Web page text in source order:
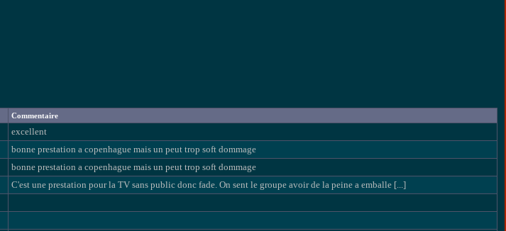
Commentaire
excellent
bonne prestation a copenhague mais un peut trop soft dommage
bonne prestation a copenhague mais un peut trop soft dommage
C'est une prestation pour la TV sans public donc fade. On sent le groupe avoir de la peine a emballe [...]